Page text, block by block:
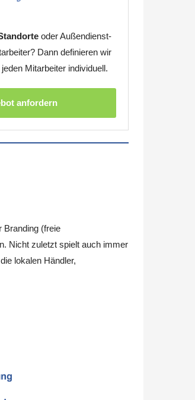
oder Außendienst-
Dann definieren wir
Mitarbeiter individuell.
anfordern
Branding (freie
Nicht zuletzt spielt auch immer
lokalen Händler,